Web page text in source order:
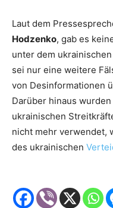
Laut dem
Hodzenko, gab es
unter dem
sei nur eine weitere
von Desinformationen
Darüber hinaus
ukrainischen
nicht mehr verwendet,
des ukrainischen